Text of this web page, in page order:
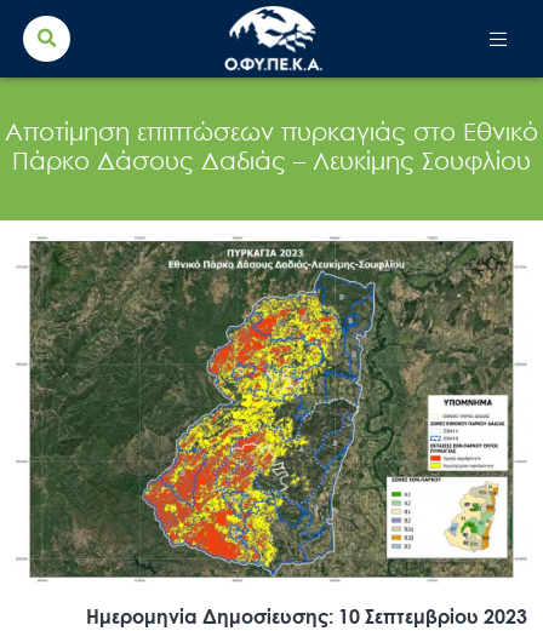
Search for: Search Button
Αποτίμηση επιπτώσεων πυρκαγιάς στο Εθνικό
Πάρκο Δάσους Δαδιάς – Λευκίμης Σουφλίου
Ημερομηνία Δημοσίευσης: 10 Σεπτεμβρίου 2023